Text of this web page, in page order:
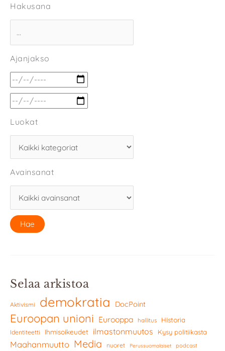
Hakusana
Ajanjakso
Luokat
Avainsanat
Selaa arkistoa
Aktivismi demokratia DocPoint
Euroopan unioni Eurooppa hallitus Historia
Identiteetti Ihmisoikeudet ilmastonmuutos Kysy politiikasta
Maahanmuutto Media nuoret Perussuomalaiset podcast